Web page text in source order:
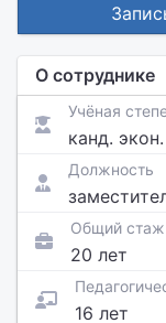
О сотруднике
Учёная
канд.
Должность
Общий стаж
20 лет
16 лет